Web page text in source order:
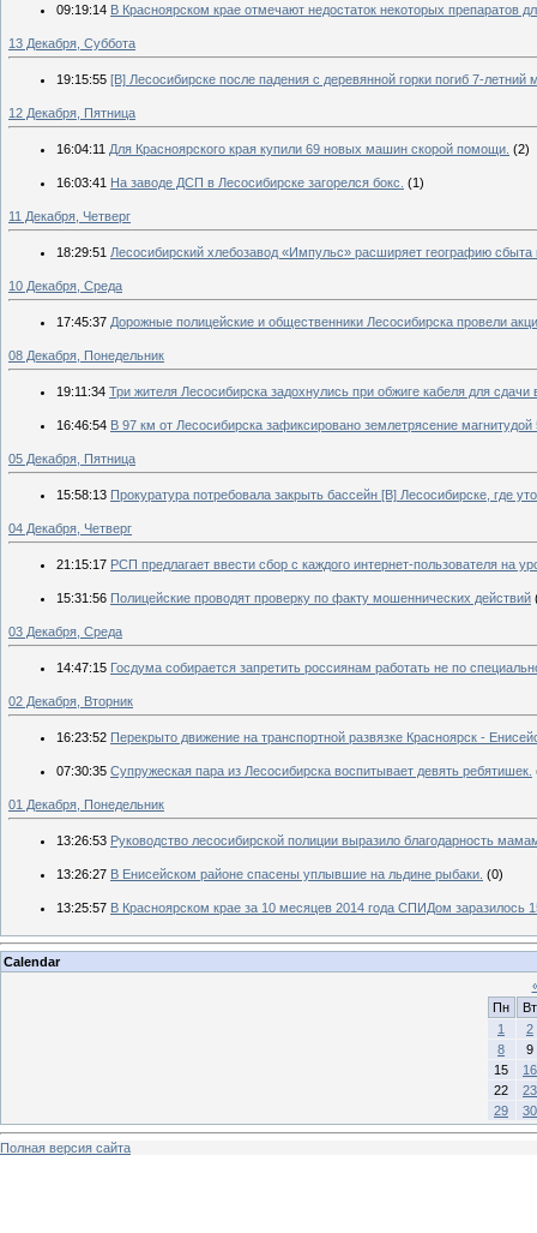
09:19:14 В Красноярском крае отмечают недостаток некоторых препаратов
13 Декабря, Суббота
19:15:55 [В] Лесосибирске после падения с деревянной горки погиб 7-летний
12 Декабря, Пятница
16:04:11 Для Красноярского края купили 69 новых машин скорой помощи. (2)
16:03:41 На заводе ДСП в Лесосибирске загорелся бокс. (1)
11 Декабря, Четверг
18:29:51 Лесосибирский хлебозавод «Импульс» расширяет географию сбыта
10 Декабря, Среда
17:45:37 Дорожные полицейские и общественники Лесосибирска провели
08 Декабря, Понедельник
19:11:34 Три жителя Лесосибирска задохнулись при обжиге кабеля для
16:46:54 В 97 км от Лесосибирска зафиксировано землетрясение магнитудой
05 Декабря, Пятница
15:58:13 Прокуратура потребовала закрыть бассейн [В] Лесосибирске, где
04 Декабря, Четверг
21:15:17 РСП предлагает ввести сбор с каждого интернет-пользователя на
15:31:56 Полицейские проводят проверку по факту мошеннических действий
03 Декабря, Среда
14:47:15 Госдума собирается запретить россиянам работать не по
02 Декабря, Вторник
16:23:52 Перекрыто движение на транспортной развязке Красноярск -
07:30:35 Супружеская пара из Лесосибирска воспитывает девять ребятишек.
01 Декабря, Понедельник
13:26:53 Руководство лесосибирской полиции выразило благодарность
13:26:27 В Енисейском районе спасены уплывшие на льдине рыбаки. (0)
13:25:57 В Красноярском крае за 10 месяцев 2014 года СПИДом заразилось
Calendar
Пн
Вт
1
2
8
9
15
16
22
23
29
30
Полная версия сайта